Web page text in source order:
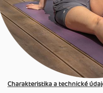
Charakteristika a technické